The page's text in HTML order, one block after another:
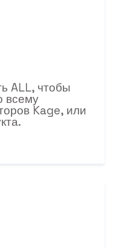
ALL, чтобы
всему
Kage, или